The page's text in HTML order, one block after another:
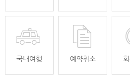
국내여행 예약취소